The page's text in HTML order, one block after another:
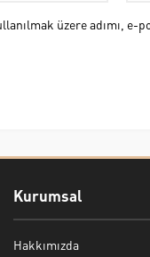
üzere adımı,
Kurumsal
Hakkımızda